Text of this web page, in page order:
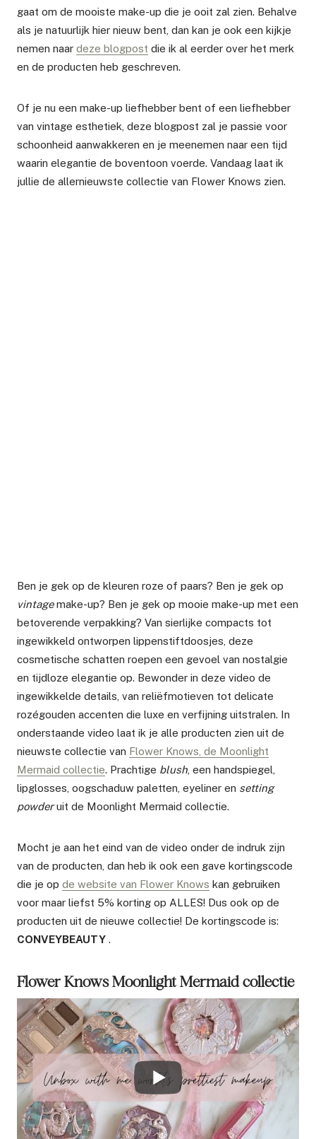
gaat om de mooiste make-up die je ooit zal zien. Behalve
als je natuurlijk hier nieuw bent, dan kan je ook een kijkje
nemen naar deze blogpost die ik al eerder over het merk
en de producten heb geschreven.
Of je nu een make-up liefhebber bent of een liefhebber
van vintage esthetiek, deze blogpost zal je passie voor
schoonheid aanwakkeren en je meenemen naar een tijd
waarin elegantie de boventoon voerde. Vandaag laat ik
jullie de allernieuwste collectie van Flower Knows zien.
Ben je gek op de kleuren roze of paars? Ben je gek op
vintagemake-up? Ben je gek op mooie make-up met een
betoverende verpakking? Van sierlijke compacts tot
ingewikkeld ontworpen lippenstiftdoosjes, deze
cosmetische schatten roepen een gevoel van nostalgie
en tijdloze elegantie op. Bewonder in deze video de
ingewikkelde details, van reliëfmotieven tot delicate
rozégouden accenten die luxe en verfijning uitstralen. In
onderstaande video laat ik je alle producten zien uit de
nieuwste collectie van Flower Knows, de Moonlight
Mermaid collectie. Prachtige blush , een handspiegel,
lipglosses, oogschaduw paletten, eyeliner en setting
powderuit de Moonlight Mermaid collectie.
Mocht je aan het eind van de video onder de indruk zijn
van de producten, dan heb ik ook een gave kortingscode
die je op de website van Flower Knows kan gebruiken
voor maar liefst 5% korting op ALLES! Dus ook op de
producten uit de nieuwe collectie! De kortingscode is:
CONVEYBEAUTY .
Flower Knows Moonlight Mermaid collectie